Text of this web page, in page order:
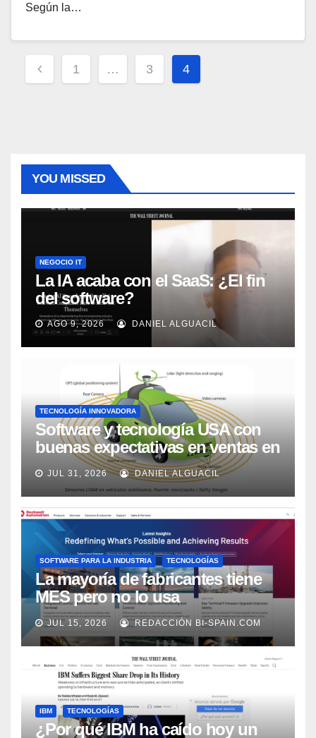
Según la…
Paginación
de
1 … 3 4
YOU MISSED
NEGOCIO IT
La IA acaba con el SaaS: ¿El fin
del software?
AGO 9, 2026 DANIEL ALGUACIL
TECNOLOGÍA INNOVADORA
Software y tecnología USA con
buenas expectativas en ventas en
los próximos 2 años, según
Market Watch
JUL 31, 2026 DANIEL ALGUACIL
SOFTWARE PARA LA INDUSTRIA TECNOLOGÍAS
La mayoría de fabricantes tiene
MES pero no lo usa
adecuadamente, según Rockwell
Automation
JUL 15, 2026 REDACCIÓN BI-SPAIN.COM
IBM TECNOLOGÍAS
¿Por qué IBM ha caído hoy un